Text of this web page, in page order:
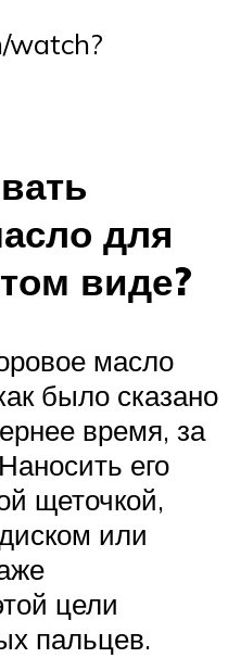
watch?
для
виде?
масло
было сказано
время, за
его
щеточкой,
или
цели
пальцев.